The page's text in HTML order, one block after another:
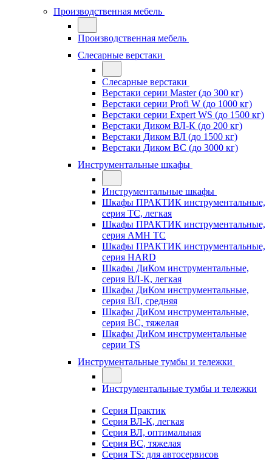
Производственная мебель
Производственная мебель
Слесарные верстаки
Слесарные верстаки
Верстаки серии Master (до 300 кг)
Верстаки серии Profi W (до 1000 кг)
Верстаки серии Expert WS (до 1500 кг)
Верстаки Диком ВЛ-К (до 200 кг)
Верстаки Диком ВЛ (до 1500 кг)
Верстаки Диком ВС (до 3000 кг)
Инструментальные шкафы
Инструментальные шкафы
Шкафы ПРАКТИК инструментальные,
серия TC, легкая
Шкафы ПРАКТИК инструментальные,
серия AMH TC
Шкафы ПРАКТИК инструментальные,
серия HARD
Шкафы ДиКом инструментальные,
cерия ВЛ-К, легкая
Шкафы ДиКом инструментальные,
серия ВЛ, средняя
Шкафы ДиКом инструментальные,
серия ВС, тяжелая
Шкафы ДиКом инструментальные
серии TS
Инструментальные тумбы и тележки
Инструментальные тумбы и тележки
Серия Практик
Серия ВЛ-К, легкая
Серия ВЛ, оптимальная
Серия ВС, тяжелая
Серия TS: для автосервисов